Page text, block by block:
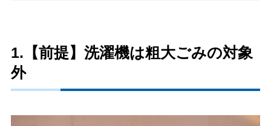
1.【前提】洗濯機は粗大ごみの対象
外